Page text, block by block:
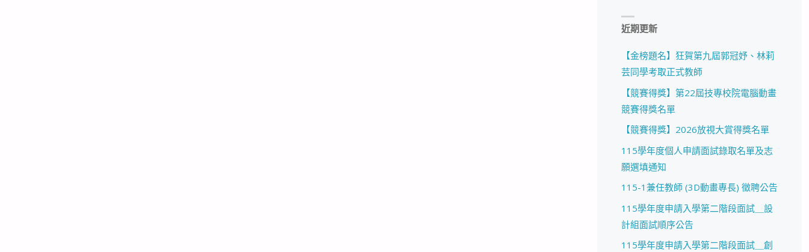
近期更新
【金榜題名】狂賀第九屆郭冠妤、林莉
芸同學考取正式教師
【競賽得獎】第22屆技專校院電腦動畫
競賽得獎名單
【競賽得獎】2026放視大賞得獎名單
115學年度個人申請面試錄取名單及志
願選填通知
115-1兼任教師 (3D動畫專長) 徵聘公告
115學年度申請入學第二階段面試＿設
計組面試順序公告
115學年度申請入學第二階段面試＿創